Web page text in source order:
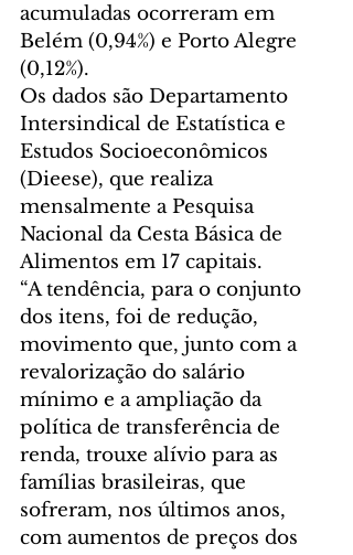
acumuladas ocorreram em
Belém (0,94%) e Porto Alegre
(0,12%).
Os dados são Departamento
Intersindical de Estatística e
Estudos Socioeconômicos
(Dieese), que realiza
mensalmente a Pesquisa
Nacional da Cesta Básica de
Alimentos em 17 capitais.
“A tendência, para o conjunto
dos itens, foi de redução,
movimento que, junto com a
revalorização do salário
mínimo e a ampliação da
política de transferência de
renda, trouxe alívio para as
famílias brasileiras, que
sofreram, nos últimos anos,
com aumentos de preços dos